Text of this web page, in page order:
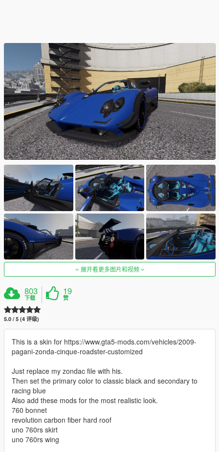
展开看更多图片和视频
803
下载
19
赞
5.0 / 5 (4 评级)
This is a skin for https://www.gta5-mods.com/vehicles/2009-
pagani-zonda-cinque-roadster-customized
Just replace my zondac file with his.
Then set the primary color to classic black and secondary to
racing blue
Also add these mods for the most realistic look.
760 bonnet
revolution carbon fiber hard roof
uno 760rs skirt
uno 760rs wing